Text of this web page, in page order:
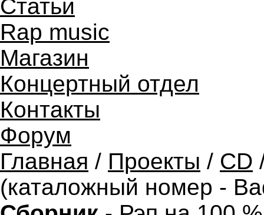
Статьи
Rap music
Магазин
Концертный отдел
Контакты
Форум
Главная / Проекты / CD
(каталожный номер -